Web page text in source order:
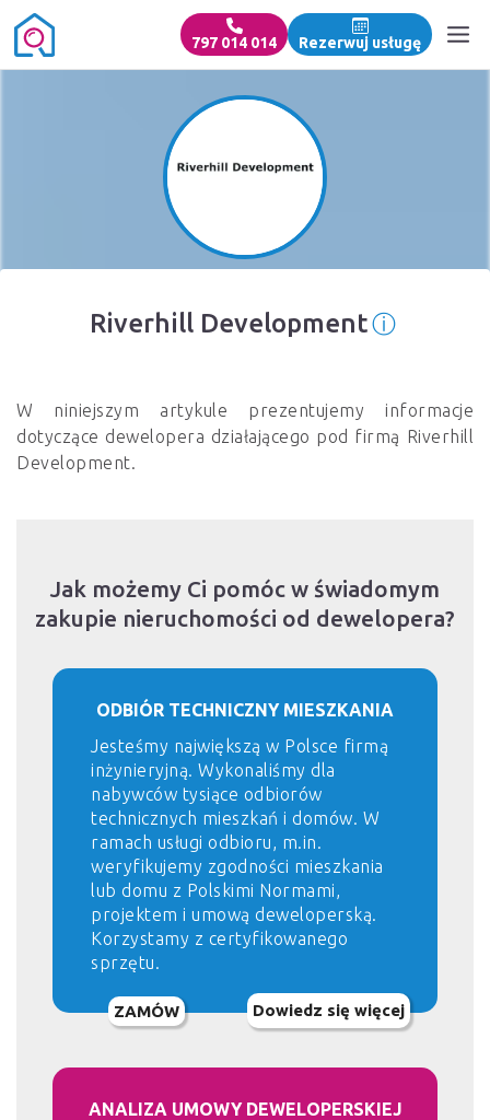
797 014 014 Rezerwuj usługę
Riverhill Developmentⓘ
W niniejszym artykule prezentujemy informacje
dotyczące dewelopera działającego pod firmą Riverhill
Development.
Jak możemy Ci pomóc w świadomym
zakupie nieruchomości od dewelopera?
ODBIÓR TECHNICZNY MIESZKANIA
Jesteśmy największą w Polsce firmą
inżynieryjną. Wykonaliśmy dla
nabywców tysiące odbiorów
technicznych mieszkań i domów. W
ramach usługi odbioru, m.in.
weryfikujemy zgodności mieszkania
lub domu z Polskimi Normami,
projektem i umową deweloperską.
Korzystamy z certyfikowanego
sprzętu.
ZAMÓW Dowiedz się więcej
ANALIZA UMOWY DEWELOPERSKIEJ